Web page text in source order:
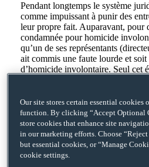
Pendant longtemps le système
comme impuissant à punir des
leur propre fait. Auparavant, pour
condamnée pour homicide
qu’un de ses représentants
ait commis une faute lourde et
d’homicide involontaire. Seul cet
Plusieurs catastrophes tels que la
Ladbroke Grove en 1999 (31
Herald of Free Enterprise » en
lumière l’impossibilité de
malgré les enquêtes officielles
Our site stores certain essential cookies
function. By clicking “Accept Optional
store cookies that enhance site
in our marketing efforts. Choose
but essential cookies, or “Manage
cookie settings.